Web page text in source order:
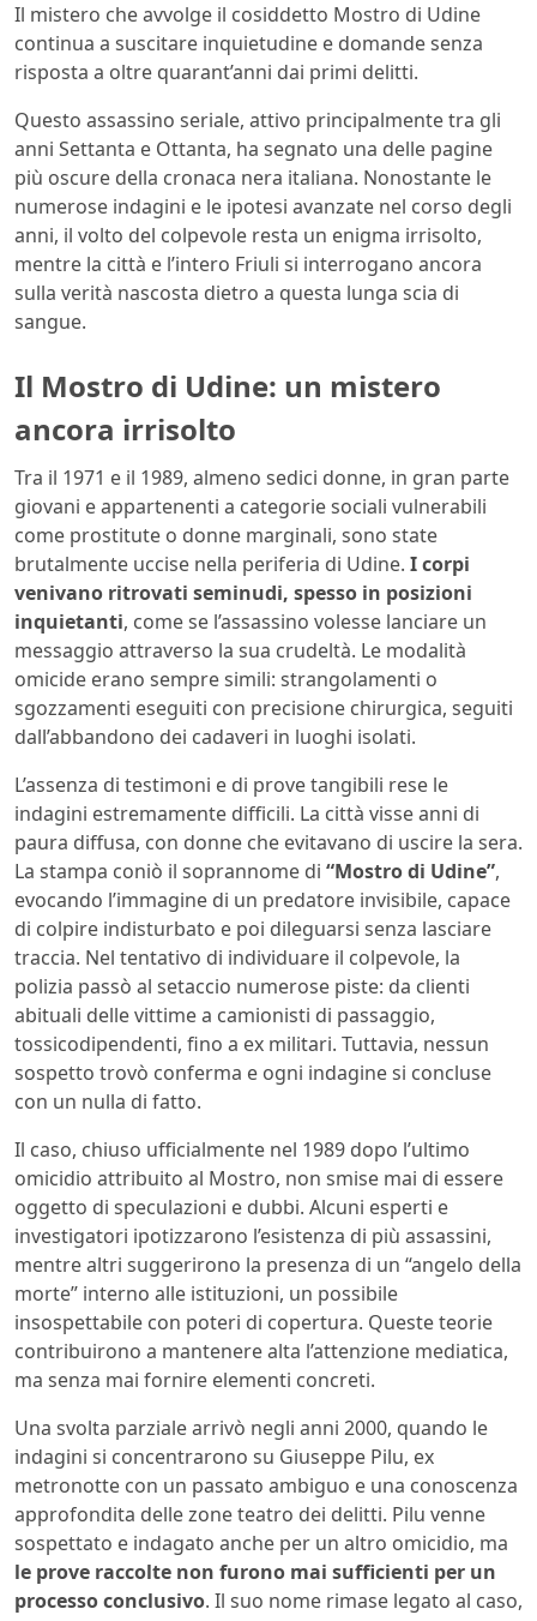
Il mistero che avvolge il cosiddetto Mostro di Udine
continua a suscitare inquietudine e domande senza
risposta a oltre quarant’anni dai primi delitti.
Questo assassino seriale, attivo principalmente tra gli
anni Settanta e Ottanta, ha segnato una delle pagine
più oscure della cronaca nera italiana. Nonostante le
numerose indagini e le ipotesi avanzate nel corso degli
anni, il volto del colpevole resta un enigma irrisolto,
mentre la città e l’intero Friuli si interrogano ancora
sulla verità nascosta dietro a questa lunga scia di
sangue.
Il Mostro di Udine: un mistero
ancora irrisolto
Tra il 1971 e il 1989, almeno sedici donne, in gran parte
giovani e appartenenti a categorie sociali vulnerabili
come prostitute o donne marginali, sono state
brutalmente uccise nella periferia di Udine. I corpi
venivano ritrovati seminudi, spesso in posizioni
inquietanti, come se l’assassino volesse lanciare un
messaggio attraverso la sua crudeltà. Le modalità
omicide erano sempre simili: strangolamenti o
sgozzamenti eseguiti con precisione chirurgica, seguiti
dall’abbandono dei cadaveri in luoghi isolati.
L’assenza di testimoni e di prove tangibili rese le
indagini estremamente difficili. La città visse anni di
paura diffusa, con donne che evitavano di uscire la sera.
La stampa coniò il soprannome di “Mostro di Udine”,
evocando l’immagine di un predatore invisibile, capace
di colpire indisturbato e poi dileguarsi senza lasciare
traccia. Nel tentativo di individuare il colpevole, la
polizia passò al setaccio numerose piste: da clienti
abituali delle vittime a camionisti di passaggio,
tossicodipendenti, fino a ex militari. Tuttavia, nessun
sospetto trovò conferma e ogni indagine si concluse
con un nulla di fatto.
Il caso, chiuso ufficialmente nel 1989 dopo l’ultimo
omicidio attribuito al Mostro, non smise mai di essere
oggetto di speculazioni e dubbi. Alcuni esperti e
investigatori ipotizzarono l’esistenza di più assassini,
mentre altri suggerirono la presenza di un “angelo della
morte” interno alle istituzioni, un possibile
insospettabile con poteri di copertura. Queste teorie
contribuirono a mantenere alta l’attenzione mediatica,
ma senza mai fornire elementi concreti.
Una svolta parziale arrivò negli anni 2000, quando le
indagini si concentrarono su Giuseppe Pilu, ex
metronotte con un passato ambiguo e una conoscenza
approfondita delle zone teatro dei delitti. Pilu venne
sospettato e indagato anche per un altro omicidio, ma
le prove raccolte non furono mai sufficienti per un
processo conclusivo. Il suo nome rimase legato al caso,